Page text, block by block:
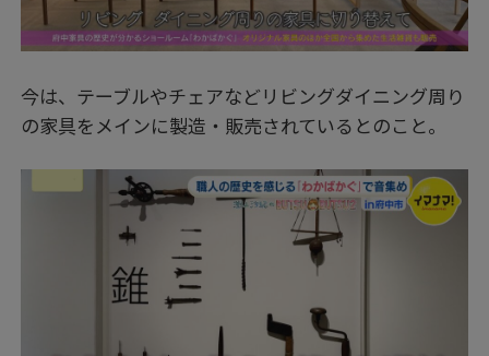
今は、テーブルやチェアなどリビングダイニング周り
の家具をメインに製造・販売されているとのこと。